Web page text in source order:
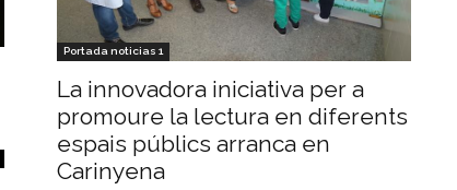
Portada noticias 1
La innovadora iniciativa per a
promoure la lectura en diferents
espais públics arranca en
Carinyena